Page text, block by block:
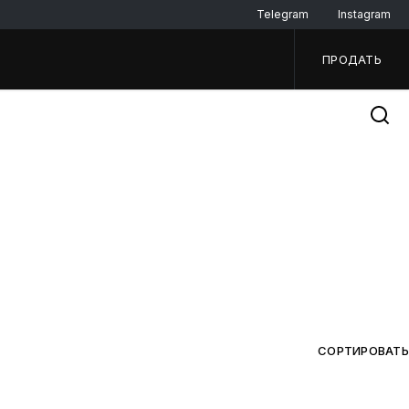
Telegram Instagram
ПРОДАТЬ
СОРТИРОВАТЬ